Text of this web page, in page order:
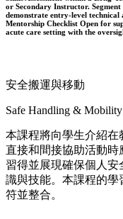
or Secondary Instructor.
demonstrate entry-level technical
Mentorship Checklist Open for
acute care setting with the
安全搬運與移動
Safe Handling & Mobility
本課程將向學生介紹
直接和間接協助活動
習得並展現確保個人
識與技能。本課程的學
符並整合。